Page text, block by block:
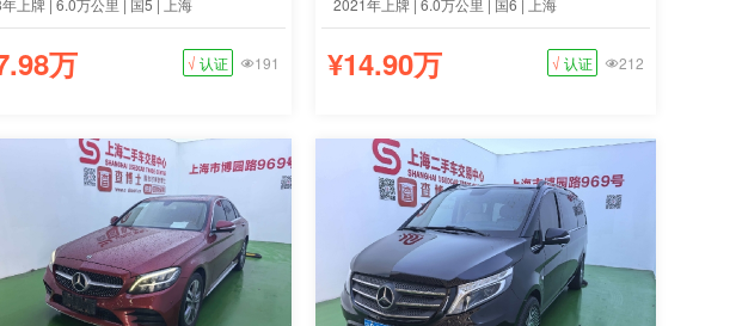
万 √ 认证 191 ¥14.90万 √ 认证 212